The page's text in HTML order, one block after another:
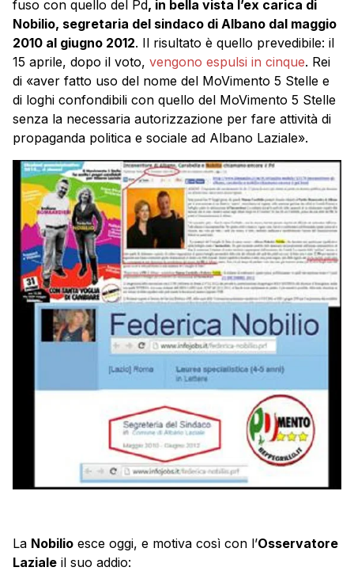
fuso con quello del Pd, in bella vista l’ex carica di
Nobilio, segretaria del sindaco di Albano dal maggio
2010 al giugno 2012. Il risultato è quello prevedibile: il
15 aprile, dopo il voto, vengono espulsi in cinque. Rei
di «aver fatto uso del nome del MoVimento 5 Stelle e
di loghi confondibili con quello del MoVimento 5 Stelle
senza la necessaria autorizzazione per fare attività di
propaganda politica e sociale ad Albano Laziale».
La Nobilio esce oggi, e motiva così con l’Osservatore
Laziale il suo addio: